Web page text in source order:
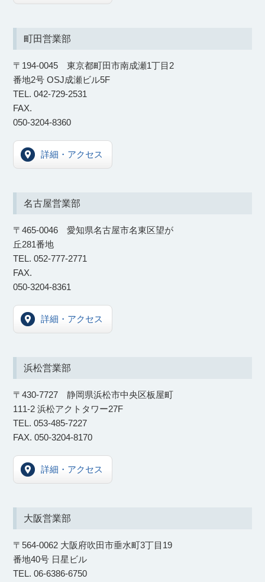
町田営業部
〒194-0045 東京都町田市南成瀬1丁目2
番地2号 OSJ成瀬ビル5F
TEL. 042-729-2531
FAX.
050-3204-8360
詳細・アクセス
名古屋営業部
〒465-0046 愛知県名古屋市名東区望が
丘281番地
TEL. 052-777-2771
FAX.
050-3204-8361
詳細・アクセス
浜松営業部
​〒430-7727 静岡県浜松市中央区板屋町
111-2 浜松アクトタワー27F
TEL. 053-485-7227
FAX. 050-3204-8170
詳細・アクセス
大阪営業部
〒564-0062 大阪府吹田市垂水町3丁目19
番地40号 日星ビル
TEL. 06-6386-6750